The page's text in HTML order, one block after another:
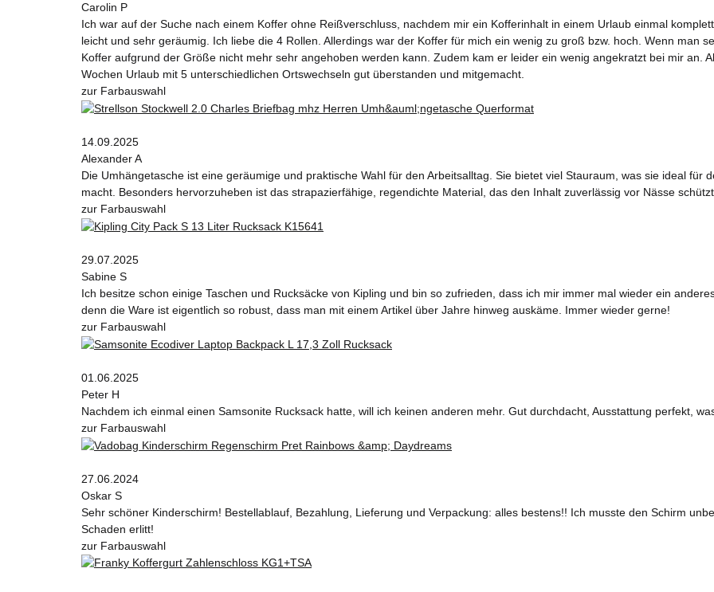
Carolin P
Ich war auf der Suche nach einem Koffer ohne Reißverschluss, nachdem mir ein Kofferinhalt in einem Urlaub einmal
leicht und sehr geräumig. Ich liebe die 4 Rollen. Allerdings war der Koffer für mich ein wenig zu groß bzw. hoch. Wenn man
Koffer aufgrund der Größe nicht mehr sehr angehoben werden kann. Zudem kam er leider ein wenig angekratzt bei mir an.
Wochen Urlaub mit 5 unterschiedlichen Ortswechseln gut überstanden und mitgemacht.
zur Farbauswahl
14.09.2025
Alexander A
Die Umhängetasche ist eine geräumige und praktische Wahl für den Arbeitsalltag. Sie bietet viel Stauraum, was sie ideal für
macht. Besonders hervorzuheben ist das strapazierfähige, regendichte Material, das den Inhalt zuverlässig vor Nässe
zur Farbauswahl
29.07.2025
Sabine S
Ich besitze schon einige Taschen und Rucksäcke von Kipling und bin so zufrieden, dass ich mir immer mal wieder ein
denn die Ware ist eigentlich so robust, dass man mit einem Artikel über Jahre hinweg auskäme. Immer wieder gerne!
zur Farbauswahl
01.06.2025
Peter H
Nachdem ich einmal einen Samsonite Rucksack hatte, will ich keinen anderen mehr. Gut durchdacht, Ausstattung perfekt,
zur Farbauswahl
27.06.2024
Oskar S
Sehr schöner Kinderschirm! Bestellablauf, Bezahlung, Lieferung und Verpackung: alles bestens!! Ich musste den Schirm
Schaden erlitt!
zur Farbauswahl